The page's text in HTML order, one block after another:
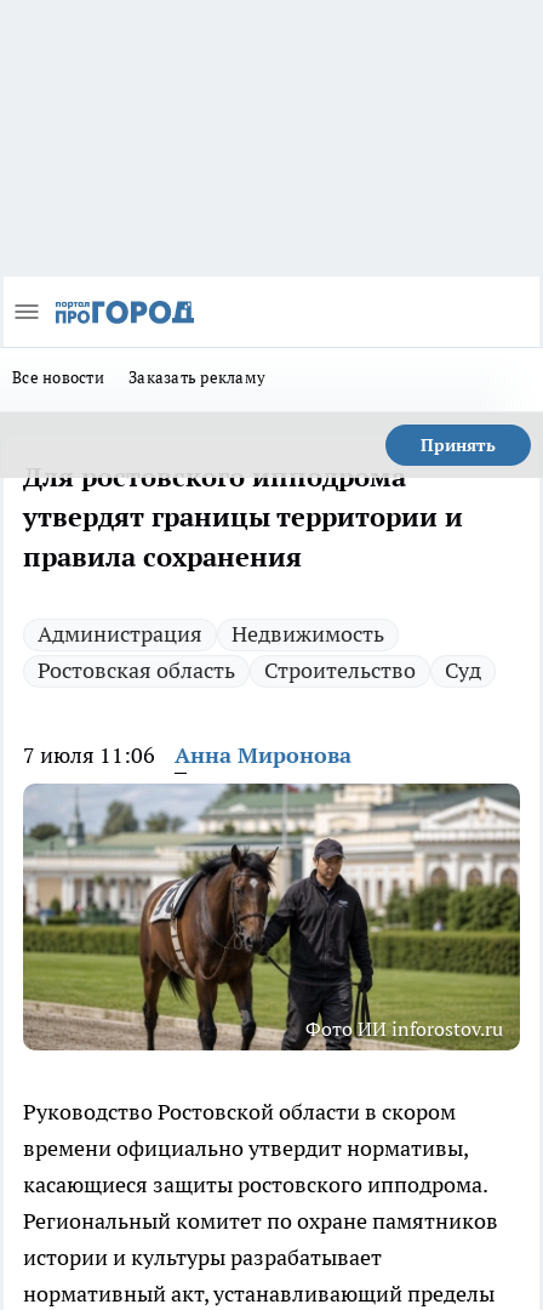
Все новости Заказать рекламу
Принять
Для ростовского ипподрома
утвердят границы территории и
правила сохранения
Администрация
Недвижимость
Ростовская область
Строительство Суд
7 июля 11:06 Анна Миронова
Фото ИИ inforostov.ru
Руководство Ростовской области в скором
времени официально утвердит нормативы,
касающиеся защиты ростовского ипподрома.
Региональный комитет по охране памятников
истории и культуры разрабатывает
нормативный акт, устанавливающий пределы